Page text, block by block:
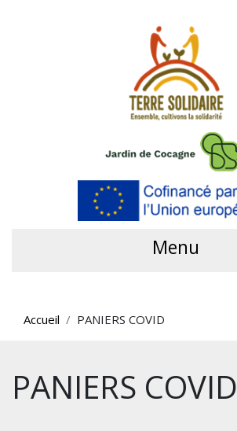
Menu
Accueil PANIERS COVID
PANIERS COVID